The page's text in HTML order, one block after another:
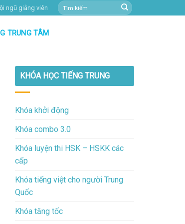
ngũ giảng viên
TRUNG TÂM
KHÓA HỌC TIẾNG TRUNG
Khóa khởi động
Khóa combo 3.0
Khóa luyện thi HSK – HSKK các
cấp
Khóa tiếng việt cho người Trung
Quốc
Khóa tăng tốc